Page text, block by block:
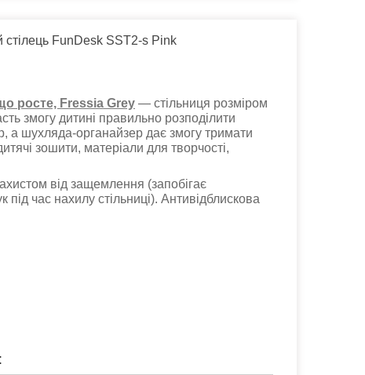
FunDesk SST2-s Pink
росте, Fressia Grey — стільниця розміром
змогу дитині правильно розподілити
а шухляда-органайзер дає змогу тримати
зошити, матеріали для творчості,
від защемлення (запобігає
час нахилу стільниці). Антивідблискова